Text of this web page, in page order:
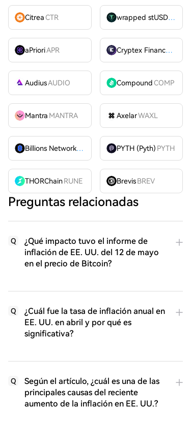
CitreaCTR wrapped stUSDT
aPrioriAPR Cryptex FinanceCTX
AudiusAUDIO CompoundCOMP
Mantra MANTRA AxelarWAXL
Billions Network
BILL PYTH (Pyth) PYTH
THORChainRUNE Brevis BREV
Preguntas relacionadas
Q
¿Qué impacto tuvo el informe de
inflación de EE. UU. del 12 de mayo
en el precio de Bitcoin?
Q
¿Cuál fue la tasa de inflación anual en
EE. UU. en abril y por qué es
significativa?
Q
Según el artículo, ¿cuál es una de las
principales causas del reciente
aumento de la inflación en EE. UU.?